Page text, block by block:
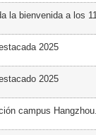
la bienvenida a los
2025
2025
campus